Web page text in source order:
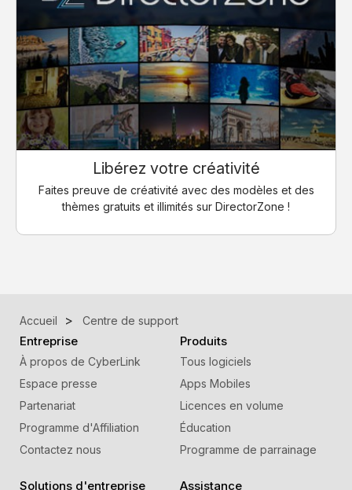
Libérez votre créativité
Faites preuve de créativité avec des modèles et des
thèmes gratuits et illimités sur DirectorZone !
Accueil Centre de support
Entreprise
À propos de CyberLink
Espace presse
Partenariat
Programme d'Affiliation
Contactez nous
Produits
Tous logiciels
Apps Mobiles
Licences en volume
Éducation
Programme de parrainage
Solutions d'entreprise Assistance